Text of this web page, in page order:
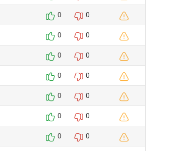
0 0
0 0
0 0
0 0
0 0
0 0
0 0